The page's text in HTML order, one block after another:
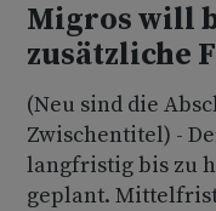
Migros will
zusätzliche
(Neu sind die
Zwischentitel) -
langfristig bis zu
geplant.